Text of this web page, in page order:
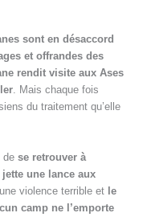
sont en désaccord
et offrandes des
rendit visite aux Ases
. Mais chaque fois
du traitement qu’elle
de se retrouver à
jette une lance aux
violence terrible et le
camp ne l’emporte